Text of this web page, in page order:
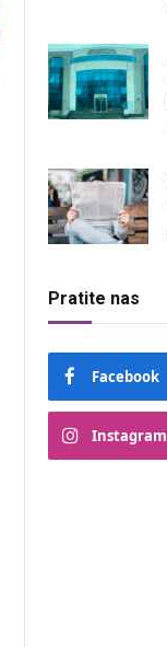
Pratite nas
Facebook
Instagram